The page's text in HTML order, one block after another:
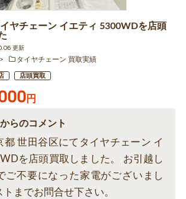
ヤチェーン イエティ 5300WDを店頭
更新
タイヤチェーン 買取実績
店頭買取
円
らのコメント
都 世田谷区にてタイヤチェーン イ
を店頭買取しました。 お引越し
ご不要になった家電がございまし
までお問合せ下さい。